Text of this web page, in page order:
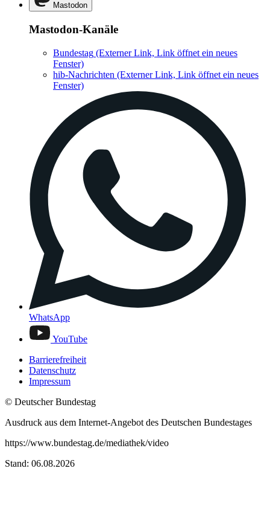
Mastodon
Mastodon-Kanäle
Bundestag (Externer Link, Link öffnet ein neues
Fenster)
hib-Nachrichten (Externer Link, Link öffnet ein neues
Fenster)
WhatsApp
YouTube
Barrierefreiheit
Datenschutz
Impressum
© Deutscher Bundestag
Ausdruck aus dem Internet-Angebot des Deutschen Bundestages
https://www.bundestag.de/mediathek/video
Stand: 06.08.2026